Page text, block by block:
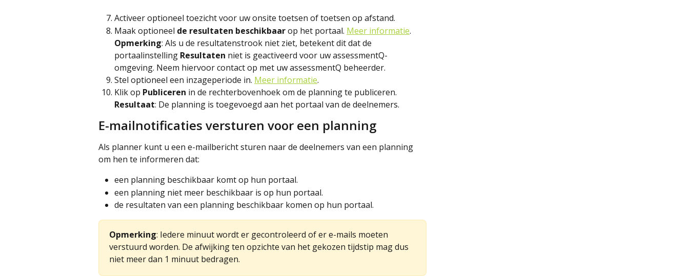
Activeer optioneel toezicht voor uw onsite toetsen of toetsen op afstand.
Maak optioneel de resultaten beschikbaar op het portaal. Meer informatie.
Opmerking: Als u de resultatenstrook niet ziet, betekent dit dat de
portaalinstelling Resultaten niet is geactiveerd voor uw assessmentQ-
omgeving. Neem hiervoor contact op met uw assessmentQ beheerder.
Stel optioneel een inzageperiode in. Meer informatie.
Klik op Publiceren in de rechterbovenhoek om de planning te publiceren.
Resultaat: De planning is toegevoegd aan het portaal van de deelnemers.
E-mailnotificaties versturen voor een planning
Als planner kunt u een e-mailbericht sturen naar de deelnemers van een planning
om hen te informeren dat:
een planning beschikbaar komt op hun portaal.
een planning niet meer beschikbaar is op hun portaal.
de resultaten van een planning beschikbaar komen op hun portaal.
Opmerking: Iedere minuut wordt er gecontroleerd of er e-mails moeten
verstuurd worden. De afwijking ten opzichte van het gekozen tijdstip mag dus
niet meer dan 1 minuut bedragen.